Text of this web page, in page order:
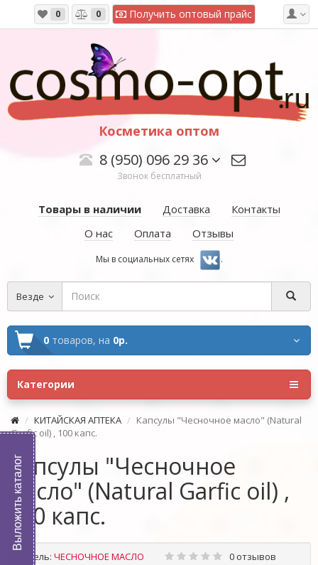
0 0 Получить оптовый прайс
Косметика оптом
8 (950) 096 29 36
Звонок бесплатный
Товары в наличии Доставка
Контакты
О нас
Оплата Отзывы
Мы в социальных сетях .
Везде
0 товаров, на 0р.
Категории
КИТАЙСКАЯ АПТЕКА
Капсулы "Чесночное масло" (Natural
Garfic oil) , 100 капс.
Капсулы "Чесночное
масло" (Natural Garfic oil) ,
100 капс.
Модель: ЧЕСНОЧНОЕ МАСЛО 0 отзывов
Выложить каталог